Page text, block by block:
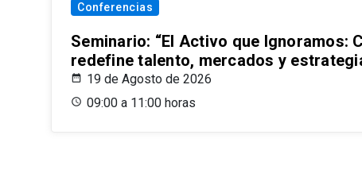
Conferencias
Seminario: “El Activo que Ignoramos:
redefine talento, mercados y
19 de Agosto de 2026
09:00 a 11:00 horas